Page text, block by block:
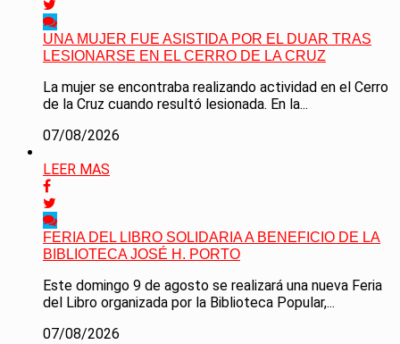
UNA MUJER FUE ASISTIDA POR EL DUAR TRAS
LESIONARSE EN EL CERRO DE LA CRUZ
La mujer se encontraba realizando actividad en el Cerro
de la Cruz cuando resultó lesionada. En la...
07/08/2026
LEER MAS
FERIA DEL LIBRO SOLIDARIA A BENEFICIO DE LA
BIBLIOTECA JOSÉ H. PORTO
Este domingo 9 de agosto se realizará una nueva Feria
del Libro organizada por la Biblioteca Popular,...
07/08/2026